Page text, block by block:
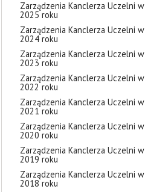
Zarządzenia Kanclerza Uczelni w
2025 roku
Zarządzenia Kanclerza Uczelni w
2024 roku
Zarządzenia Kanclerza Uczelni w
2023 roku
Zarządzenia Kanclerza Uczelni w
2022 roku
Zarządzenia Kanclerza Uczelni w
2021 roku
Zarządzenia Kanclerza Uczelni w
2020 roku
Zarządzenia Kanclerza Uczelni w
2019 roku
Zarządzenia Kanclerza Uczelni w
2018 roku